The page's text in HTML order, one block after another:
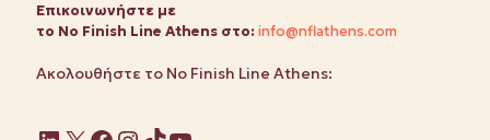
Επικοινωνήστε με
το No Finish Line Athens στο: info@nflathens.com
Ακολουθήστε το No Finish Line Athens: